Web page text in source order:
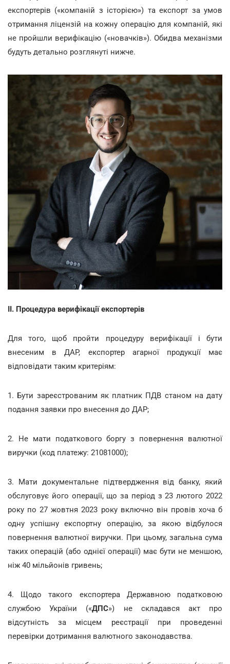
експортерів («компаній з історією») та експорт за умов
отримання ліцензій на кожну операцію для компаній, які
не пройшли верифікацію («новачків»). Обидва механізми
будуть детально розглянуті нижче.
II. Процедура верифікації експортерів
Для того, щоб пройти процедуру верифікації і бути
внесеним в ДАР, експортер агарної продукції має
відповідати таким критеріям:
1. Бути зареєстрованим як платник ПДВ станом на дату
подання заявки про внесення до ДАР;
2. Не мати податкового боргу з повернення валютної
виручки (код платежу: 21081000);
3. Мати документальне підтвердження від банку, який
обслуговує його операції, що за період з 23 лютого 2022
року по 27 жовтня 2023 року включно він провів хоча б
одну успішну експортну операцію, за якою відбулося
повернення валютної виручки. При цьому, загальна сума
таких операцій (або однієї операції) має бути не меншою,
ніж 40 мільйонів гривень;
4. Щодо такого експортера Державною податковою
службою України («ДПС») не складався акт про
відсутність за місцем реєстрації при проведенні
перевірки дотримання валютного законодавства.